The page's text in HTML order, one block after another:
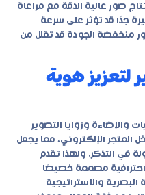
صور عالية الدقة مع مراعاة
جدًا قد تؤثر على سرعة
منخفضة الجودة قد تقلل من
لتعزيز هوية
والإضاءة وزوايا التصوير
المتجر الإلكتروني، مما يجعل
في التذكر. ولهذا تقدم
مصممة خصيصًا
البصرية والاستراتيجية